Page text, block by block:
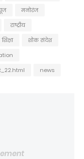
मनोरंज
राष्ट्रीय
शिक्षा
शोक संदेश
news